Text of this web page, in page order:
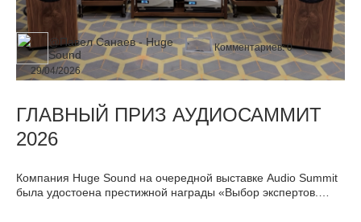
@Павел Санаев - Huge
Sound
29/04/2026
Комментариев:0
ГЛАВНЫЙ ПРИЗ АУДИОСАММИТ
2026
Компания Huge Sound на очередной выставке Audio Summit
была удостоена престижной награды «Выбор экспертов.